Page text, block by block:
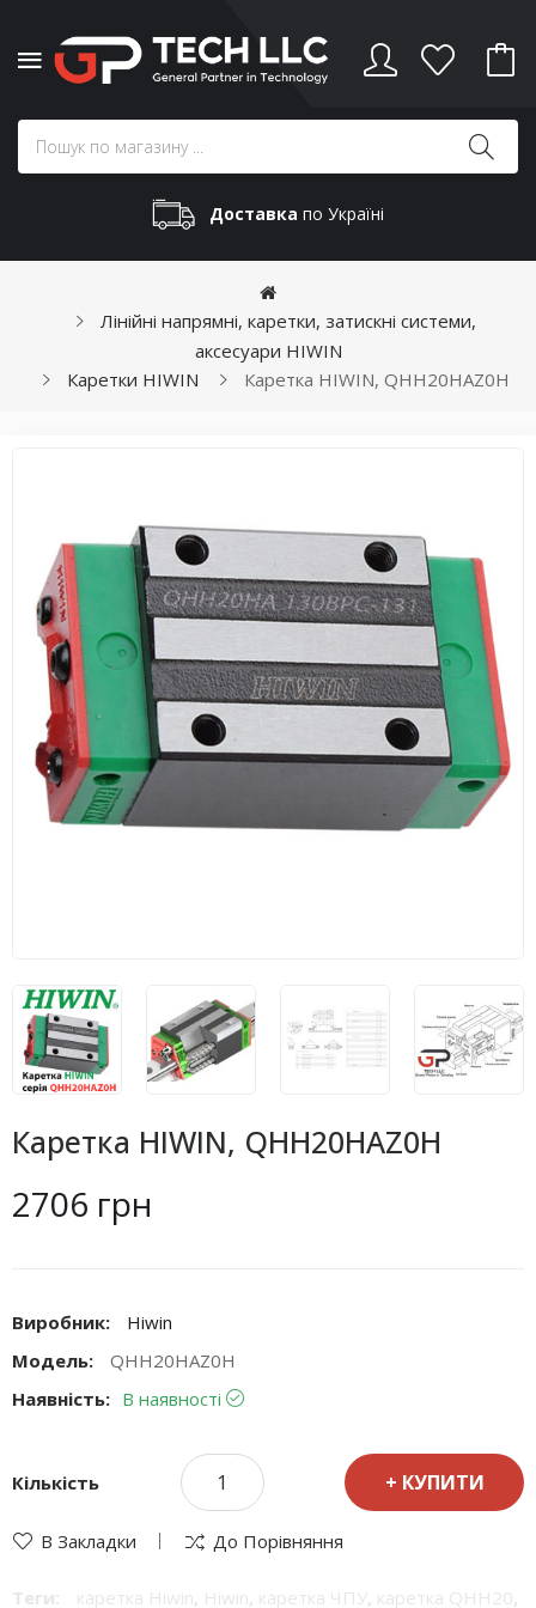
Доставка по Україні
Лінійні напрямні, каретки, затискні системи,
аксесуари HIWIN
Каретки HIWIN
Каретка HIWIN, QHH20HAZ0H
Каретка HIWIN, QHH20HAZ0H
2706 грн
Виробник:
Hiwin
Модель:
QHH20HAZ0H
Наявність: В наявності
Кількість КУПИТИ
В Закладки До Порівняння
Теги: каретка Hiwin, Hiwin, каретка ЧПУ , каретка QHH20,